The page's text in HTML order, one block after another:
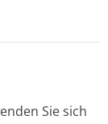
Sie sich